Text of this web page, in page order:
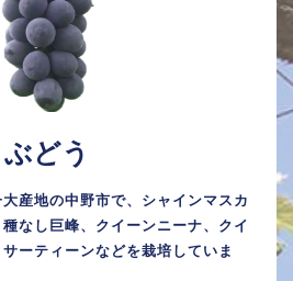
ぶどう
産地の中野市で、シャインマスカ
なし巨峰、クイーンニーナ、クイ
ーティーンなどを栽培していま